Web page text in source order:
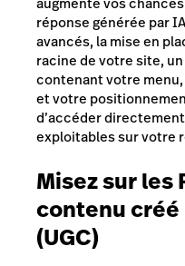
réponse générée par
avancés, la mise en
racine de votre site,
contenant votre
et votre
d’accéder
exploitables sur votre
Misez sur les
contenu
(UGC)